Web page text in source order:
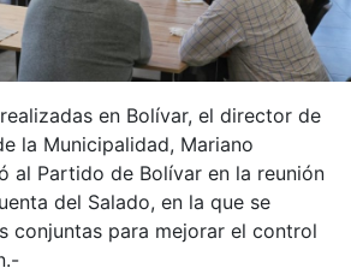
en Bolívar, el director de
la Municipalidad, Mariano
al Partido de Bolívar en la reunión
del Salado, en la que se
conjuntas para mejorar el control